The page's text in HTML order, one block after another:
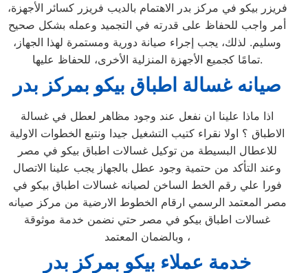
فريزر بيكو في مركز بدر الاهتمام بالديب فريزر كسائر الأجهزة،
أمر واجب للحفاظ على قدرته في التجميد وعمله بشكل صحيح
وسليم. لذلك، يجب إجراء صيانة دورية ومستمرة لهذا الجهاز،
تمامًا كجميع الأجهزة المنزلية الأخرى، للحفاظ عليها.
صيانه غسالة اطباق بيكو بمركز بدر
اذا ماذا علينا ان نفعل عند وجود مظاهر لعطل في غسالة
الاطباق ؟ اولا نقراء كتيب التشغيل جيدا ونتبع الخطوات الاولية
للاعطال البسيطة من توكيل غسالات اطباق بيكو في مصر
وعند التأكد من حتمية وجود عطل بالجهاز يجب علينا الاتصال
فورا علي رقم الخط الساخن لصيانه غسالات اطباق بيكو في
مصر المعتمد الرسمي ارقام الخطوط الارضية من مركز صيانه
غسالات اطباق بيكو في مصر حتي نضمن خدمة موثوقة
وبالضمان المعتمد ،
خدمة عملاء بيكو بمركز بدر